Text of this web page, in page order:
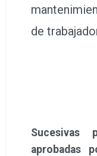
de
Sucesivas
aprobadas